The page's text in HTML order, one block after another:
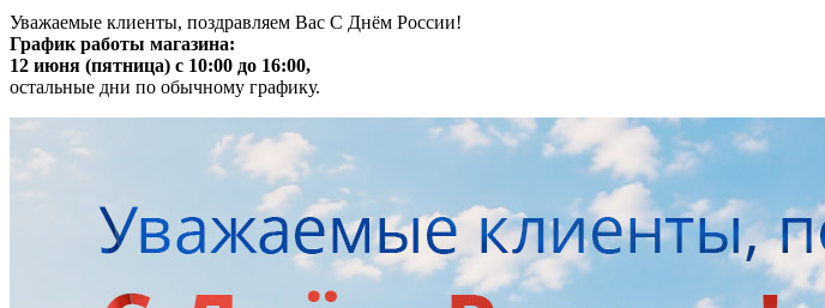
Уважаемые клиенты, поздравляем Вас С Днём России!
График работы магазина:
12 июня (пятница) с 10:00 до 16:00,
остальные дни по обычному графику.